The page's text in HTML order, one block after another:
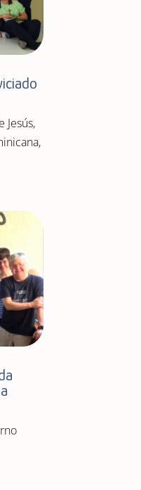
Jesús,
,